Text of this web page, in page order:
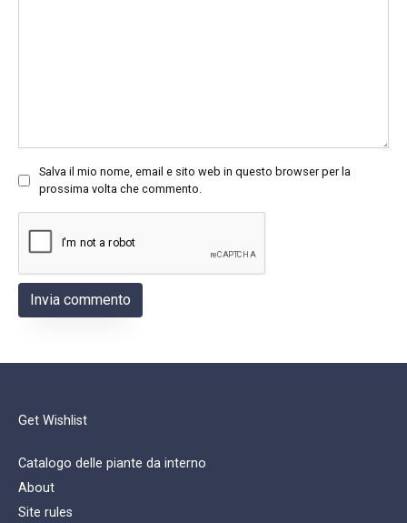
Salva il mio nome, email e sito web in questo browser per la
prossima volta che commento.
Get Wishlist
Catalogo delle piante da interno
About
Site rules